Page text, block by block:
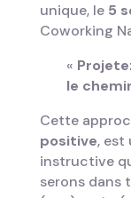
unique, le 5
Coworking
« P
le
Cette
positive, est
instructive
serons dans